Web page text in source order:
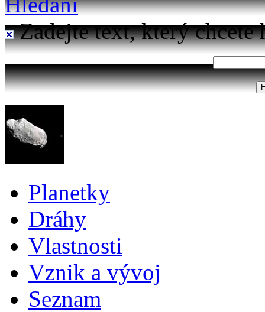
Zadejte text, který chcete
Planetky
Dráhy
Vlastnosti
Vznik a vývoj
Seznam